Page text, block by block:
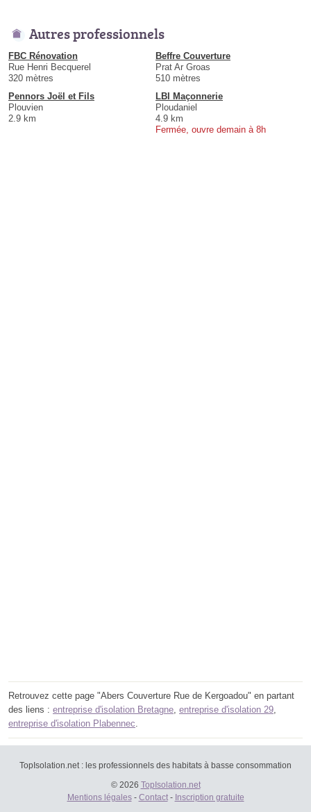
Autres professionnels
FBC Rénovation
Rue Henri Becquerel
320 mètres
Beffre Couverture
Prat Ar Groas
510 mètres
Pennors Joël et Fils
Plouvien
2.9 km
LBI Maçonnerie
Ploudaniel
4.9 km
Fermée, ouvre demain à 8h
Retrouvez cette page "Abers Couverture Rue de Kergoadou" en partant
des liens : entreprise d'isolation Bretagne, entreprise d'isolation 29,
entreprise d'isolation Plabennec.
TopIsolation.net : les professionnels des habitats à basse consommation
© 2026 TopIsolation.net
Mentions légales- Contact- Inscription gratuite